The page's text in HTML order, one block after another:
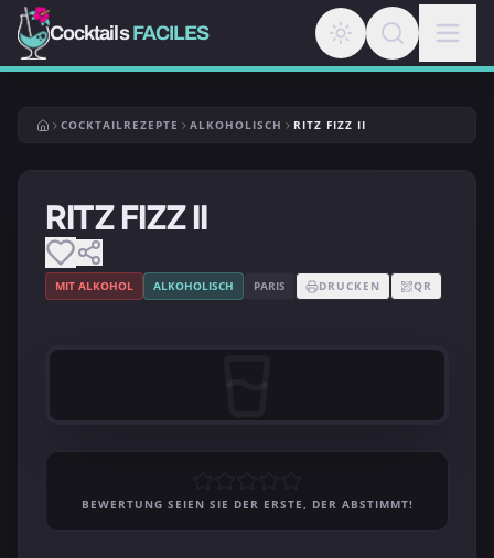
CocktailsFACILES
COCKTAILREZEPTE ALKOHOLISCH RITZ FIZZ II
RITZ FIZZ II
MIT ALKOHOL ALKOHOLISCH PARIS DRUCKEN QR
BEWERTUNG SEIEN SIE DER ERSTE, DER ABSTIMMT!